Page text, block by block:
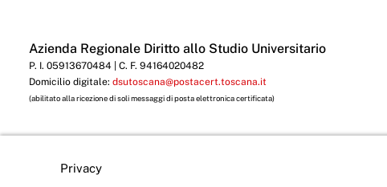
Azienda Regionale Diritto allo Studio Universitario
P. I. 05913670484 | C. F. 94164020482
Domicilio digitale: dsutoscana@postacert.toscana.it
(abilitato alla ricezione di soli messaggi di posta elettronica certificata)
Privacy